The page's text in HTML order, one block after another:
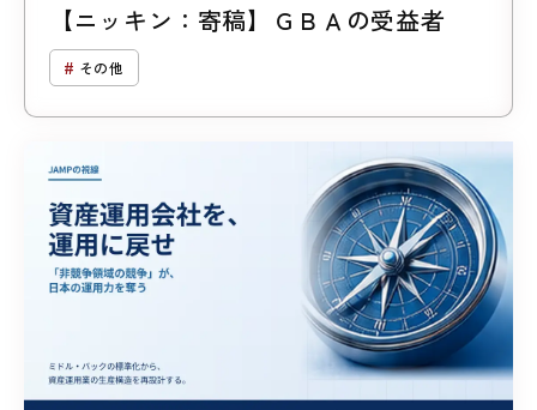
【ニッキン：寄稿】ＧＢＡの受益者
その他